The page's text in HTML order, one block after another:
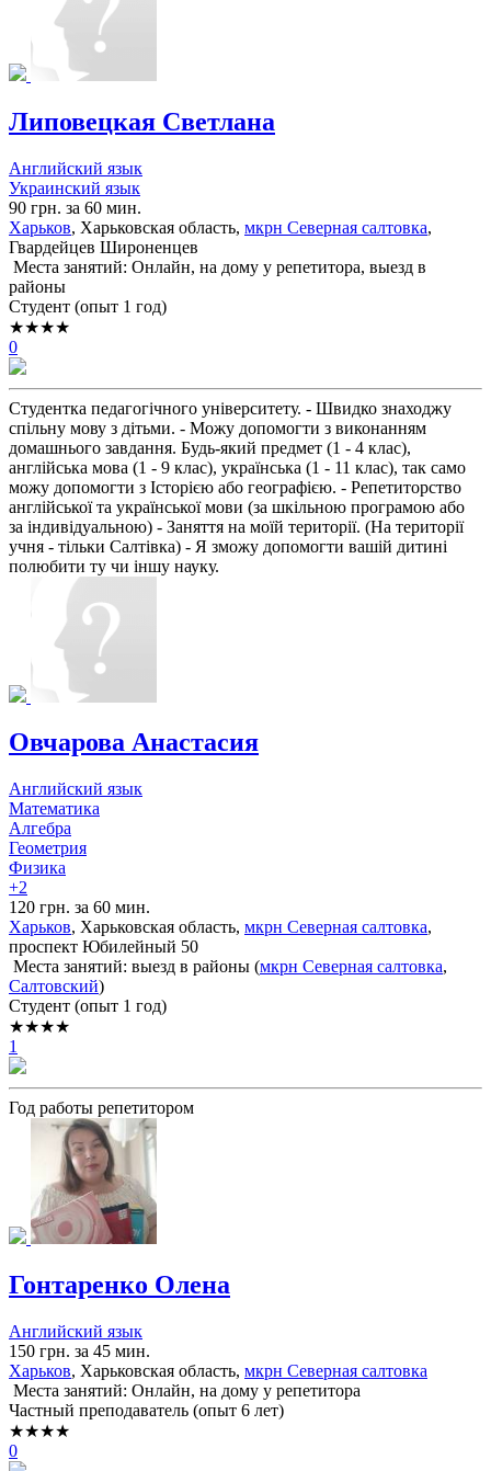
Липовецкая Светлана
Английский язык
Украинский язык
90 грн. за 60 мин.
Харьков, Харьковская область, мкрн Северная салтовка,
Гвардейцев Широненцев
Места занятий: Онлайн, на дому у репетитора, выезд в
районы
Cтудент (опыт 1 год)
★★★★
0
Студентка педагогічного університету. - Швидко знаходжу
спільну мову з дітьми. - Можу допомогти з виконанням
домашнього завдання. Будь-який предмет (1 - 4 клас),
англійська мова (1 - 9 клас), українська (1 - 11 клас), так само
можу допомогти з Історією або географією. - Репетиторство
англійської та української мови (за шкільною програмою або
за індивідуальною) - Заняття на моїй території. (На території
учня - тільки Салтівка) - Я зможу допомогти вашій дитині
полюбити ту чи іншу науку.
Овчарова Анастасия
Английский язык
Математика
Алгебра
Геометрия
Физика
+2
120 грн. за 60 мин.
Харьков, Харьковская область, мкрн Северная салтовка,
проспект Юбилейный 50
Места занятий: выезд в районы (мкрн Северная салтовка,
Салтовский)
Cтудент (опыт 1 год)
★★★★
1
Год работы репетитором
Гонтаренко Олена
Английский язык
150 грн. за 45 мин.
Харьков, Харьковская область, мкрн Северная салтовка
Места занятий: Онлайн, на дому у репетитора
Частный преподаватель (опыт 6 лет)
★★★★
0